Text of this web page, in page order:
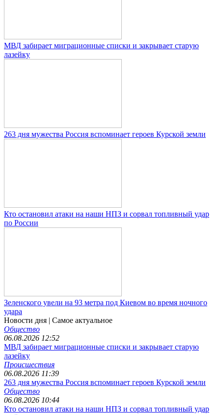
МВД забирает миграционные списки и закрывает старую
лазейку
263 дня мужества Россия вспоминает героев Курской земли
Кто остановил атаки на наши НПЗ и сорвал топливный удар
по России
Зеленского увели на 93 метра под Киевом во время ночного
удара
Новости дня | Самое актуальное
Общество
06.08.2026 12:52
МВД забирает миграционные списки и закрывает старую
лазейку
Происшествия
06.08.2026 11:39
263 дня мужества Россия вспоминает героев Курской земли
Общество
06.08.2026 10:44
Кто остановил атаки на наши НПЗ и сорвал топливный удар